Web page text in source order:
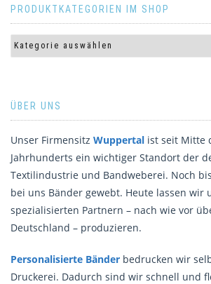
PRODUKTKATEGORIEN IM SHOP
ÜBER UNS
Unser Firmensitz Wuppertal ist seit Mitte
Jahrhunderts ein wichtiger Standort der
Textilindustrie und Bandweberei. Noch
bei uns Bänder gewebt. Heute lassen wir
spezialisierten Partnern – nach wie vor
Deutschland – produzieren.
Personalisierte Bänder bedrucken wir
Druckerei. Dadurch sind wir schnell und